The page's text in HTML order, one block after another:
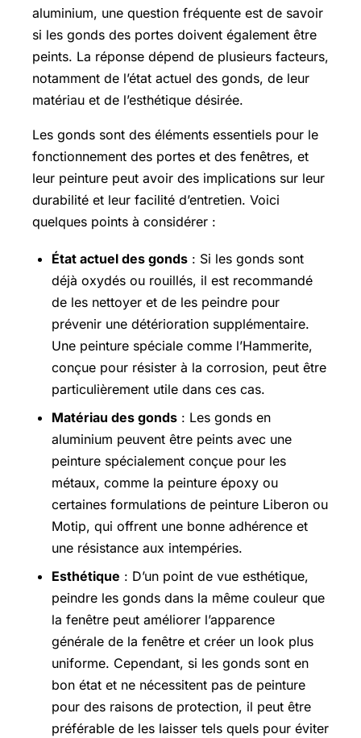
aluminium, une question fréquente est de savoir
si les gonds des portes doivent également être
peints. La réponse dépend de plusieurs facteurs,
notamment de l’état actuel des gonds, de leur
matériau et de l’esthétique désirée.
Les gonds sont des éléments essentiels pour le
fonctionnement des portes et des fenêtres, et
leur peinture peut avoir des implications sur leur
durabilité et leur facilité d’entretien. Voici
quelques points à considérer :
État actuel des gonds : Si les gonds sont
déjà oxydés ou rouillés, il est recommandé
de les nettoyer et de les peindre pour
prévenir une détérioration supplémentaire.
Une peinture spéciale comme l’Hammerite,
conçue pour résister à la corrosion, peut être
particulièrement utile dans ces cas.
Matériau des gonds : Les gonds en
aluminium peuvent être peints avec une
peinture spécialement conçue pour les
métaux, comme la peinture époxy ou
certaines formulations de peinture Liberon ou
Motip, qui offrent une bonne adhérence et
une résistance aux intempéries.
Esthétique : D’un point de vue esthétique,
peindre les gonds dans la même couleur que
la fenêtre peut améliorer l’apparence
générale de la fenêtre et créer un look plus
uniforme. Cependant, si les gonds sont en
bon état et ne nécessitent pas de peinture
pour des raisons de protection, il peut être
préférable de les laisser tels quels pour éviter